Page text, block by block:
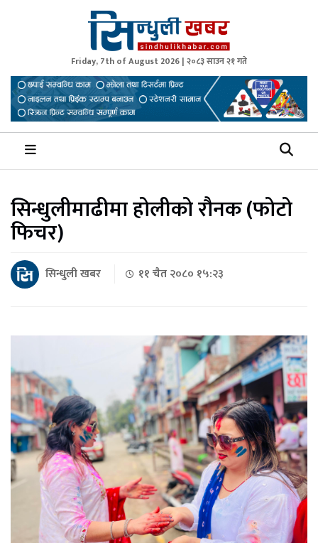
Sindhuli Khabar
News from Sindhuli Nepal
Friday, 7th of August 2026 | २०८३ साउन २१ गते
सिन्धुलीमाढीमा होलीको रौनक (फोटो
फिचर)
सिन्धुली खबर ११ चैत २०८० १५:२३